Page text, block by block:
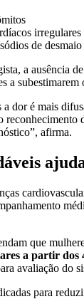
irregulares
de desmaio
a ausência
a subestimarem
a dor é mais
reconhecimento
afirma.
que
a partir dos
avaliação do
para